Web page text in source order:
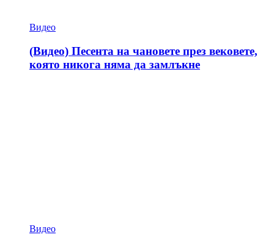
Видео
(Видео) Песента на чановете през вековете,
която никога няма да замлъкне
Видео